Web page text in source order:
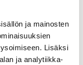
ja mainosten
Lisäksi
ja analytiikka-